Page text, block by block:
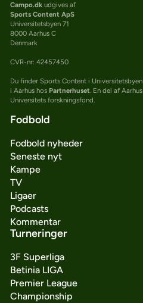
Campo.dkudgives af
Sports Content ApS
Universitetsbyen 71
8000 Aarhus C
Denmark
CVR-nr: 42457450
Du finder Sports Content i Universitetsbyen
i Aarhus hos Partnerhuset. En del af Aarhus
Universitets forskningsfond.
Fodbold
Fodbold nyheder
Seneste nyt
Kampe
TV
Ligaer
Podcasts
Kommentar
Turneringer
3F Superliga
Betinia LIGA
Premier League
Championship